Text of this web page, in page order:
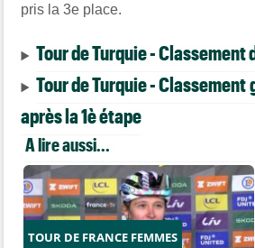
pris la 3e place.
Tour de Turquie - Classement
Tour de Turquie -
après la 1è étape
A lire aussi...
TOUR DE FRANCE FEMMES